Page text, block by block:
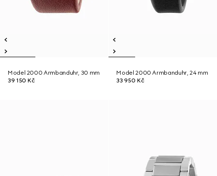
Model 2000 Armbanduhr, 30 mm
39 150 Kč
Model 2000 Armbanduhr, 24 mm
33 950 Kč